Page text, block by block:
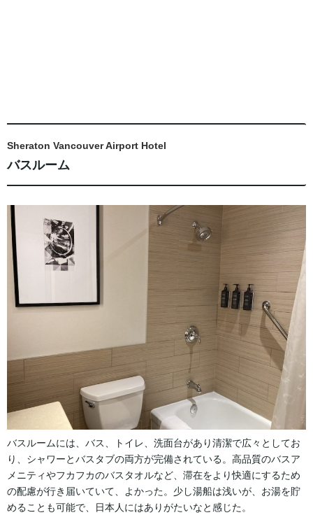
Sheraton Vancouver Airport Hotel
バスルーム
バスルームには、バス、トイレ、洗面台があり清潔で広々としてお
り、シャワーとバスタブの両方が完備されている。高品質のバスア
メニティやフカフカのバスタオルなど、滞在をより快適にするため
の配慮が行き届いていて、よかった。少し湯船は浅いが、お湯を貯
めることも可能で、日本人にはありがたいなと感じた。